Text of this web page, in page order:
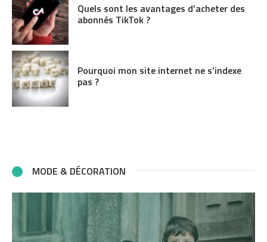
Quels sont les avantages d’acheter des
abonnés TikTok ?
Pourquoi mon site internet ne s’indexe
pas ?
MODE & DÉCORATION